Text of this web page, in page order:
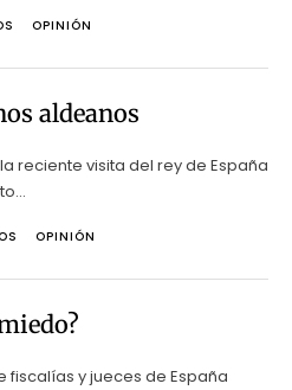
OPINIÓN
aldeanos
reciente visita del rey de España
OPINIÓN
y jueces de España